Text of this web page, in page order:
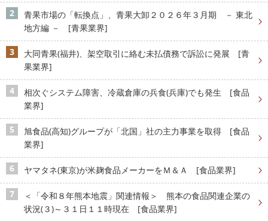
青果市場の「転換点」、青果大卸２０２６年３月期 － 東北
地方編 － [青果業界]
大同青果(福井)、架空取引に絡む未払債務で訴訟に発展 [青
果業界]
相次ぐシステム障害、冷蔵倉庫の兵食(兵庫)でも発生 [食品
業界]
旭食品(高知)グループが「北国」社の主力事業を取得 [食品
業界]
ヤマタネ(東京)が米麹食品メーカーをＭ＆Ａ [食品業界]
＜「令和８年熊本地震」関連情報＞ 熊本の食品関連企業の
状況(３)～３１日１１時現在 [食品業界]